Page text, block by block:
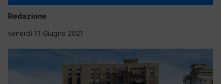
Redazione
venerdì 11 Giugno 2021